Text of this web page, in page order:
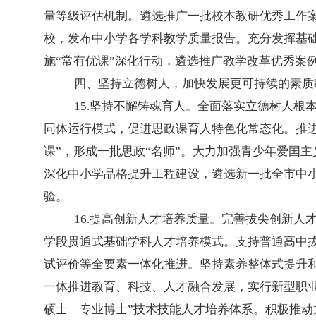
量等级评估机制。遴选推广一批校本教研优秀工
校，发布中小学各学科教学质量报告。充分发挥
施“常有优课”深化行动，遴选推广教学改革优秀案
四、坚持立德树人，加快发展更可持续的素
15.坚持不懈铸魂育人。全面落实立德树人根
同体运行模式，促进思政课育人特色化常态化。
课”，形成一批思政“名师”。大力加强青少年爱国
深化中小学品格提升工程建设，遴选新一批全市
验。
16.提高创新人才培养质量。完善拔尖创新人
学段贯通式基础学科人才培养模式。支持普通高中
试评价等全要素一体化推进。坚持素养整体式提
一体推进教育、科技、人才融合发展，实行新型
硕士—专业博士”技术技能人才培养体系。积极推